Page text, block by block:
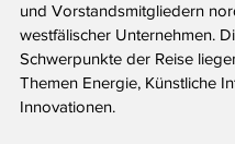
und Vorstandsmitgliedern
westfälischer Unternehmen.
Schwerpunkte der Reise
Themen Energie, Künstliche
Innovationen.